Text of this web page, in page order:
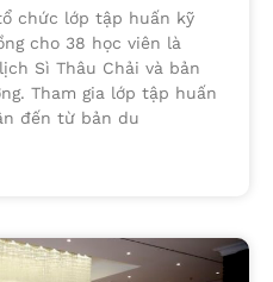
chức lớp tập huấn kỹ
cho 38 học viên là
Sì Thâu Chải và bản
Tham gia lớp tập huấn
đến từ bản du